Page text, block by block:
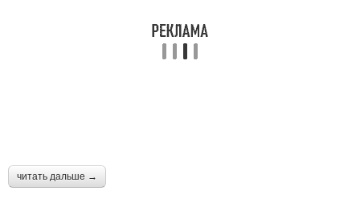
читать дальше →